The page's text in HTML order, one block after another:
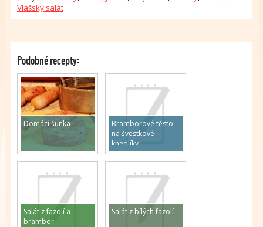
Vlašský salát
Podobné recepty:
Domácí šunka
Bramborové těsto
na švestkové
knedlíky
Salát z fazolí a
brambor
Salát z bílých fazolí